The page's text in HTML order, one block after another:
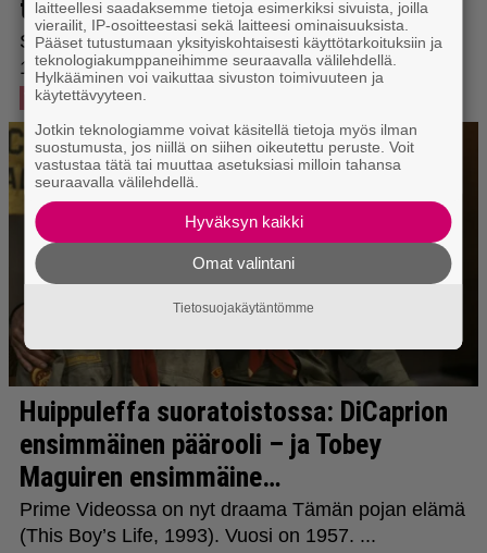
laitteellesi saadaksemme tietoja esimerkiksi sivuista, joilla
vierailit, IP-osoitteestasi sekä laitteesi ominaisuuksista.
Pääset tutustumaan yksityiskohtaisesti käyttötarkoituksiin ja
teknologiakumppaneihimme seuraavalla välilehdellä.
Hylkääminen voi vaikuttaa sivuston toimivuuteen ja
käytettävyyteen.
Jotkin teknologiamme voivat käsitellä tietoja myös ilman
suostumusta, jos niillä on siihen oikeutettu peruste. Voit
vastustaa tätä tai muuttaa asetuksiasi milloin tahansa
seuraavalla välilehdellä.
Hyväksyn kaikki
Omat valintani
Tietosuojakäytäntömme